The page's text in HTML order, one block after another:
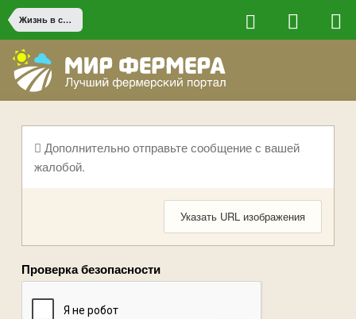
Жизнь в сельской местности
Дополнительно отправьте сообщение с вашей
жалобой.
Указать URL изображения
Проверка безопасности